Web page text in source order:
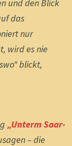
und den Blick
das
nur
wird es nie
blickt,
„Unterm Saar-
– die